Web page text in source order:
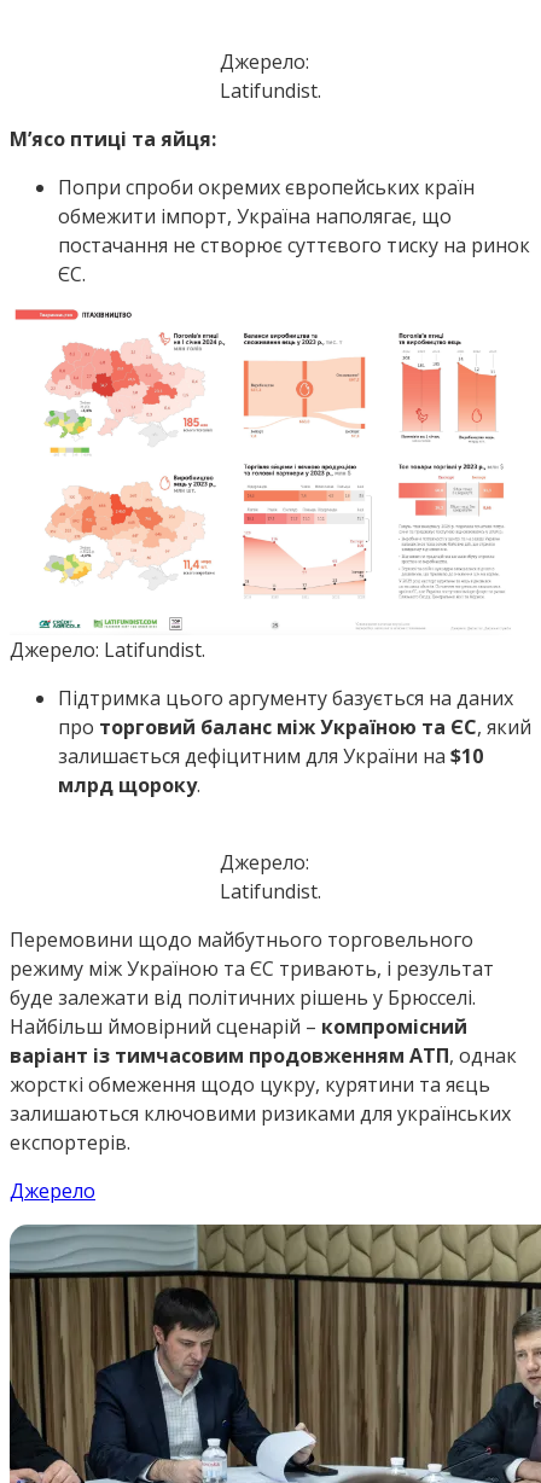
Джерело:
Latifundist.
М’ясо птиці та яйця:
Попри спроби окремих європейських країн
обмежити імпорт, Україна наполягає, що
постачання не створює суттєвого тиску на ринок
ЄС.
Джерело: Latifundist.
Підтримка цього аргументу базується на даних
про торговий баланс між Україною та ЄС, який
залишається дефіцитним для України на $10
млрд щороку.
Джерело:
Latifundist.
Перемовини щодо майбутнього торговельного
режиму між Україною та ЄС тривають, і результат
буде залежати від політичних рішень у Брюсселі.
Найбільш ймовірний сценарій – компромісний
варіант із тимчасовим продовженням АТП, однак
жорсткі обмеження щодо цукру, курятини та яєць
залишаються ключовими ризиками для українських
експортерів.
Джерело